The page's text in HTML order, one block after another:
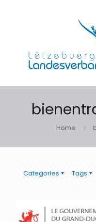
Home
Categories Tags